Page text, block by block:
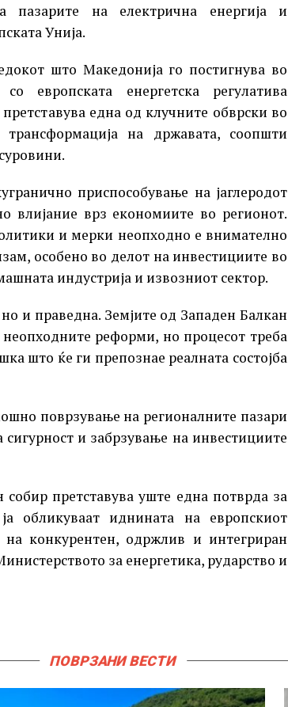
пазарите на електрична енергија и
Унија.
што Македонија го постигнува во
европската енергетска регулатива
една од клучните обврски во
на државата, соопшти
приспособување на јаглеродот
влијание врз економиите во регионот.
и мерки неопходно е внимателно
особено во делот на инвестициите во
индустрија и извозниот сектор.
и праведна. Земјите од Западен Балкан
реформи, но процесот треба
што ќе ги препознае реалната состојба
поврзување на регионалните пазари
сигурност и забрзување на инвестициите
претставува уште една потврда за
обликуваат иднината на европскиот
на конкурентен, одржлив и интегриран
за енергетика, рударство и
ПОВРЗАНИ ВЕСТИ